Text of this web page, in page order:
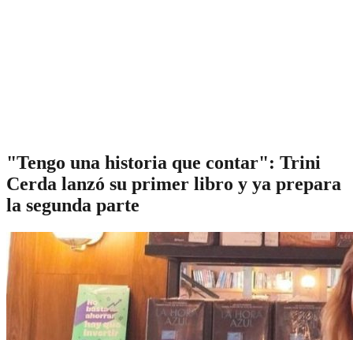
"Tengo una historia que contar": Trini
Cerda lanzó su primer libro y ya prepara
la segunda parte